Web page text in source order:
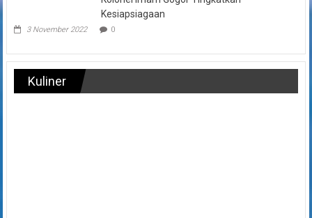
Kesiapsiagaan
3 November 2022 0
Kuliner